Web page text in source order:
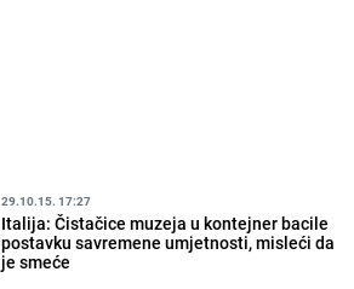
29.10.15. 17:27
Italija: Čistačice muzeja u kontejner bacile
postavku savremene umjetnosti, misleći da
je smeće